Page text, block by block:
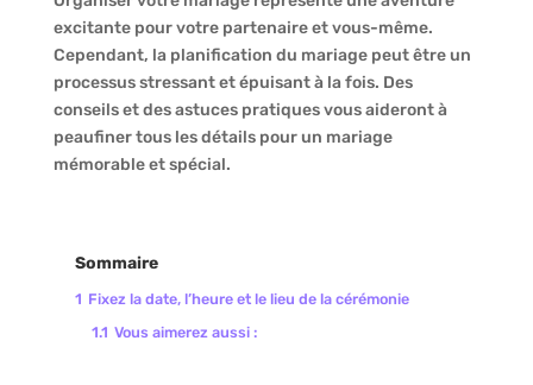
excitante pour votre partenaire et vous-même.
Cependant, la planification du mariage peut être un
processus stressant et épuisant à la fois. Des
conseils et des astuces pratiques vous aideront à
peaufiner tous les détails pour un mariage
mémorable et spécial.
Sommaire
1 Fixez la date, l’heure et le lieu de la cérémonie
1.1 Vous aimerez aussi :